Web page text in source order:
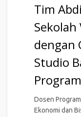
Tim
Sekolah
dengan
Studio
Dosen
Ekonomi dan